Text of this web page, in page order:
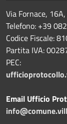
Via Fornace,
Telefono: +39
Codice Fiscale:
Partita IVA:
PEC:
Email Ufficio